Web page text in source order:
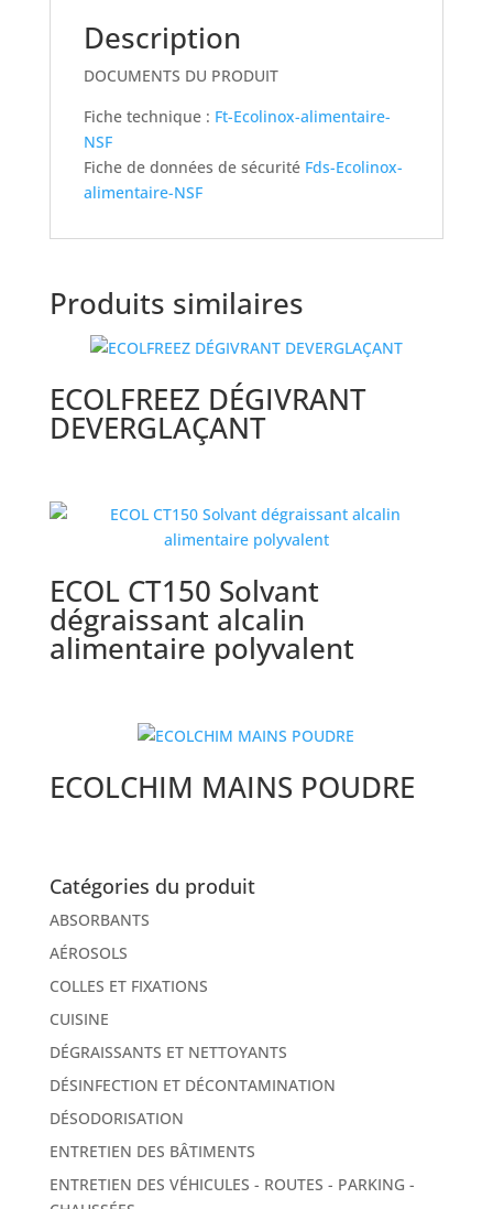
Description
DOCUMENTS DU PRODUIT
Fiche technique : Ft-Ecolinox-alimentaire-
NSF
Fiche de données de sécurité Fds-Ecolinox-
alimentaire-NSF
Produits similaires
ECOLFREEZ DÉGIVRANT
DEVERGLAÇANT
ECOL CT150 Solvant
dégraissant alcalin
alimentaire polyvalent
ECOLCHIM MAINS POUDRE
Catégories du produit
ABSORBANTS
AÉROSOLS
COLLES ET FIXATIONS
CUISINE
DÉGRAISSANTS ET NETTOYANTS
DÉSINFECTION ET DÉCONTAMINATION
DÉSODORISATION
ENTRETIEN DES BÂTIMENTS
ENTRETIEN DES VÉHICULES - ROUTES - PARKING -